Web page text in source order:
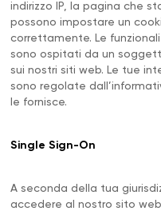
indirizzo IP, la pagina che
possono impostare un
correttamente. Le
sono ospitati da un
sui nostri siti web. Le tue
sono regolate
le fornisce.
Single Sign-On
A seconda della tua
accedere al nostro sito